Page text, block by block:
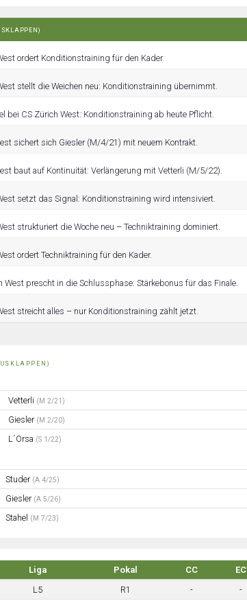
ordert Konditionstraining für den Kader.
stellt die Weichen neu: Konditionstraining übernimmt.
bei CS Zürich West: Konditionstraining ab heute Pflicht.
sichert sich Giesler (M/4/21) mit neuem Kontrakt.
baut auf Kontinuität: Verlängerung mit Vetterli (M/5/22).
setzt das Signal: Konditionstraining wird intensiviert.
strukturiert die Woche neu – Techniktraining dominiert.
ordert Techniktraining für den Kader.
West prescht in die Schlussphase: Stärkebonus für das Finale.
streicht alles – nur Konditionstraining zählt jetzt.
Vetterli (M 2/21)
Giesler (M 2/20)
L´Orsa (S 1/22)
Studer (A 4/25)
Giesler (A 5/26)
Stahel (M 7/23)
Liga Pokal CC EC
L5 R1 - -